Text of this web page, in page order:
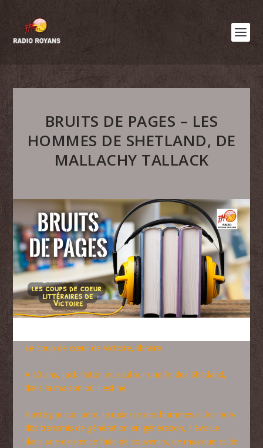
BRUITS DE PAGES – LES
HOMMES DE SHETLAND, DE
MALLACHY TALLACK
Le coup de cœur de Victoire, libraire
A 60 ans, Jack Paton vit seul sur une île des Shetland,
dans la maison où il est né.
Hanté par son père, la rudesse des hommes et les non-
dits transmis de génération en génération, il évolue
dans une existence faite de souvenirs, de musique et de